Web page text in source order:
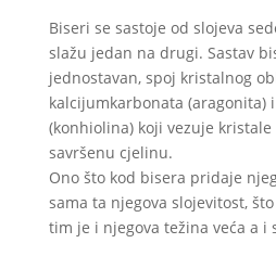
Biseri se sastoje od slojeva
slažu jedan na drugi. Sastav
jednostavan, spoj kristalnog
kalcijumkarbonata (aragonita)
(konhiolina) koji vezuje
savršenu cjelinu.
Ono što kod bisera pridaje
sama ta njegova slojevitost,
tim je i njegova težina veća a i